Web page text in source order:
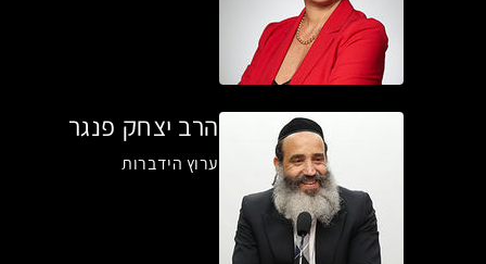
הרב יצחק פנגר
ערוץ הידברות